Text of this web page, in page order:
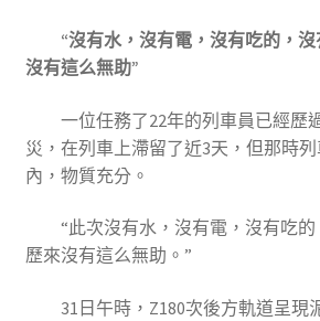
“沒有水，沒有電，沒有吃的，
沒有這么無助”
一位任務了22年的列車員已經歷
災，在列車上滯留了近3天，但那時
內，物質充分。
“此次沒有水，沒有電，沒有吃的
歷來沒有這么無助。”
31日午時，Z180次後方軌道呈現